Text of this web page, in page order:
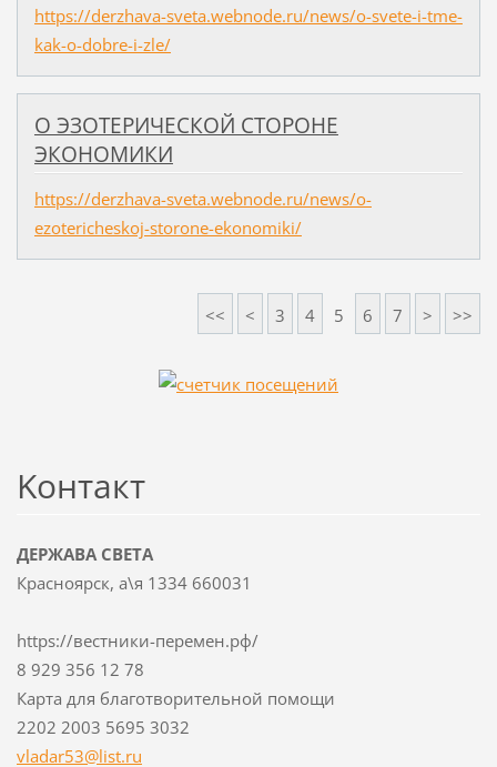
https://derzhava-sveta.webnode.ru/news/o-svete-i-tme-
kak-o-dobre-i-zle/
О ЭЗОТЕРИЧЕСКОЙ СТОРОНЕ
ЭКОНОМИКИ
https://derzhava-sveta.webnode.ru/news/o-
ezotericheskoj-storone-ekonomiki/
<< < 3 4 5 6 7 > >>
Koнтакт
ДЕРЖАВА СВЕТА
Красноярск, а\я 1334 660031
https://вестники-перемен.рф/
8 929 356 12 78
Карта для благотворительной помощи
2202 2003 5695 3032
vladar53@list.ru